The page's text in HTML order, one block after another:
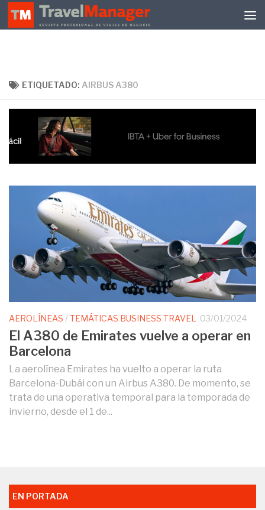
Debajo del contenido
ETIQUETADO: AIRBUS A380
AEROLÍNEAS /TEMÁTICAS BUSINESS TRAVEL 03/01/2024
El A380 de Emirates vuelve a operar en
Barcelona
La aerolínea Emirates ha vuelto a operar la ruta
Barcelona-Dubái con un Airbus A380. De momento, se
trata de una operativa temporal para la temporada de
invierno, desde el 1 de...
EN PORTADA